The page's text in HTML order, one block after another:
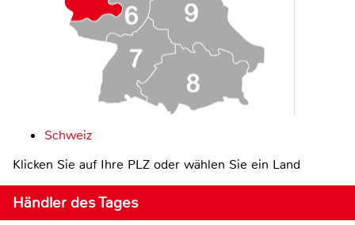
Schweiz
Klicken Sie auf Ihre PLZ oder wählen Sie ein Land
Händler des Tages